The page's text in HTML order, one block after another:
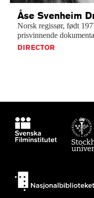
Åse Svenheim
Norsk regissør, født
prisvinnende
DIRECTOR